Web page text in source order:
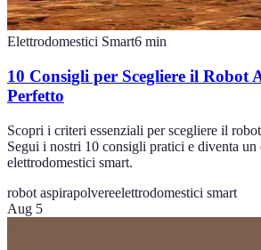
Elettrodomestici Smart6 min
10 Consigli per Scegliere il Robot
Perfetto
Scopri i criteri essenziali per scegliere il
Segui i nostri 10 consigli pratici e diventa un
elettrodomestici smart.
robot aspirapolvereelettrodomestici smart
Aug 5